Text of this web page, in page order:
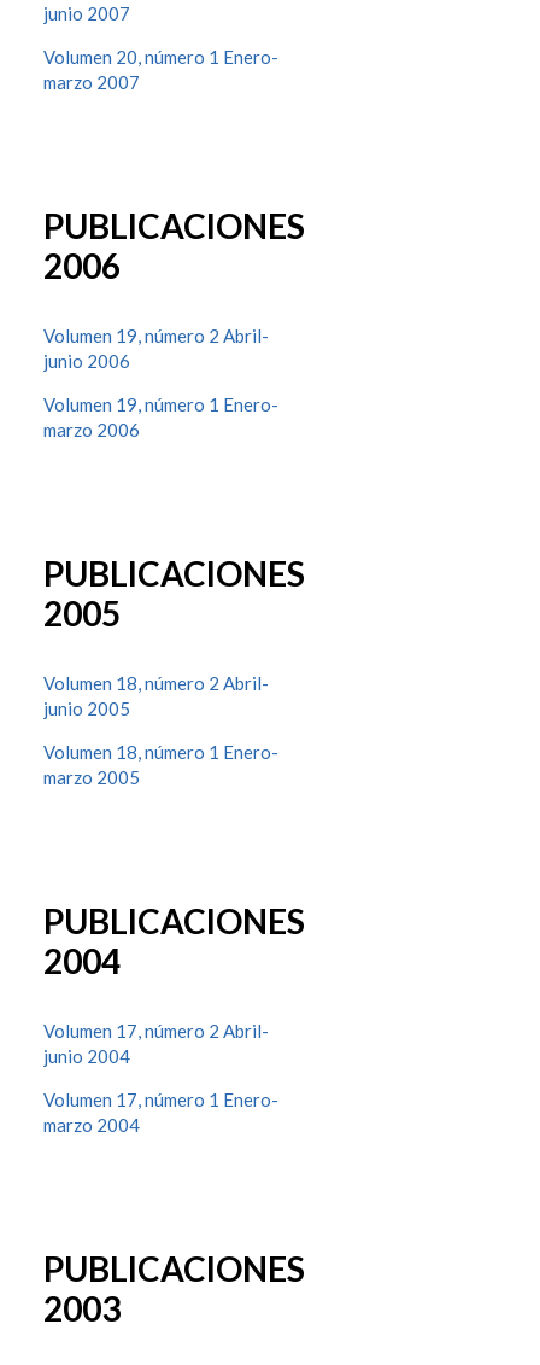
junio 2007
Volumen 20, número 1 Enero-
marzo 2007
PUBLICACIONES
2006
Volumen 19, número 2 Abril-
junio 2006
Volumen 19, número 1 Enero-
marzo 2006
PUBLICACIONES
2005
Volumen 18, número 2 Abril-
junio 2005
Volumen 18, número 1 Enero-
marzo 2005
PUBLICACIONES
2004
Volumen 17, número 2 Abril-
junio 2004
Volumen 17, número 1 Enero-
marzo 2004
PUBLICACIONES
2003